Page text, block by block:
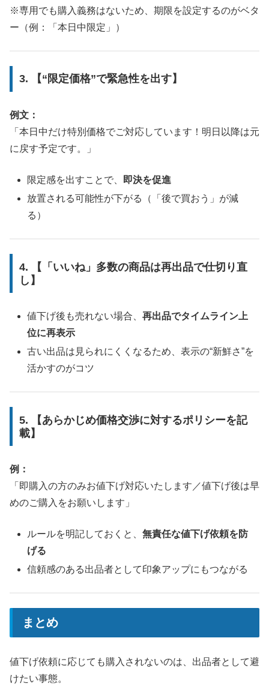
※専用でも購入義務はないため、期限を設定するのがベタ
ー（例：「本日中限定」）
3. 【“限定価格”で緊急性を出す】
例文：
「本日中だけ特別価格でご対応しています！明日以降は元
に戻す予定です。」
限定感を出すことで、
即決を促進
放置される可能性が下がる（「後で買おう」が減
る）
4. 【「いいね」多数の商品は再出品で仕切り直
し】
値下げ後も売れない場合、再出品でタイムライン上
位に再表示
古い出品は見られにくくなるため、表示の“新鮮さ”を
活かすのがコツ
5. 【あらかじめ価格交渉に対するポリシーを記
載】
例：
「即購入の方のみお値下げ対応いたします／値下げ後は早
めのご購入をお願いします」
ルールを明記しておくと、無責任な値下げ依頼を防
げる
信頼感のある出品者として印象アップにもつながる
まとめ
値下げ依頼に応じても購入されないのは、出品者として避
けたい事態。